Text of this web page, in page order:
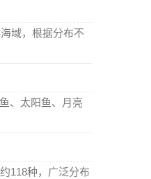
域，根据分布不
、太阳鱼、月亮
118种，广泛分布